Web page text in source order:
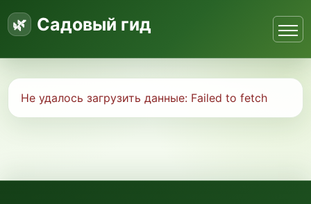
Садовый гид
Не удалось загрузить данные: Failed to fetch